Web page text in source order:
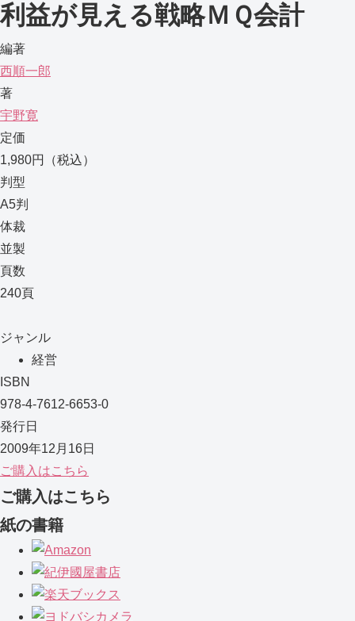
利益が見える戦略ＭＱ会計
編著
西順一郎
著
宇野寛
定価
1,980円（税込）
判型
A5判
体裁
並製
頁数
240頁
ジャンル
経営
ISBN
978-4-7612-6653-0
発行日
2009年12月16日
ご購入はこちら
ご購入はこちら
紙の書籍